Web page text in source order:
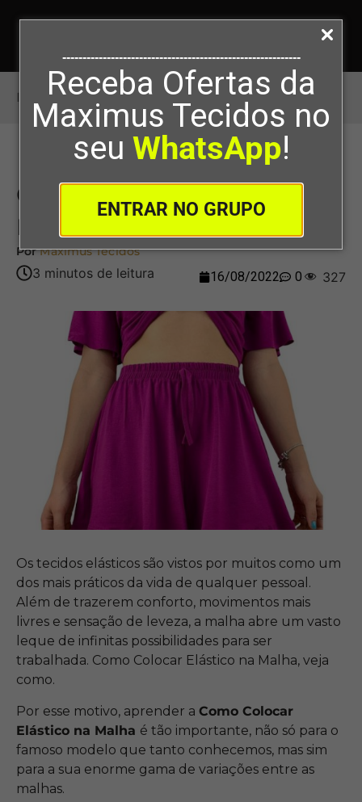
-----------------------------------------------------------
Receba Ofertas da
Maximus Tecidos no
seu WhatsApp!
ENTRAR NO GRUPO
Início>Como Colocar Elástico na Malha
Como Colocar Elástico na
Malha
PorMaximus Tecidos
16/08/2022 0 327
Os tecidos elásticos são vistos por muitos como um
dos mais práticos da vida de qualquer pessoal.
Além de trazerem conforto, movimentos mais
livres e sensação de leveza, a malha abre um vasto
leque de infinitas possibilidades para ser
trabalhada. Como Colocar Elástico na Malha, veja
como.
Por esse motivo, aprender a Como Colocar
Elástico na Malha é tão importante, não só para o
famoso modelo que tanto conhecemos, mas sim
para a sua enorme gama de variações entre as
malhas.